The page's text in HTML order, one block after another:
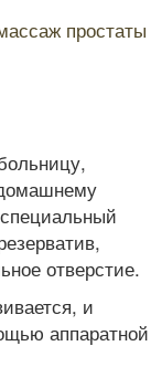
простаты
отверстие.
и
аппаратной